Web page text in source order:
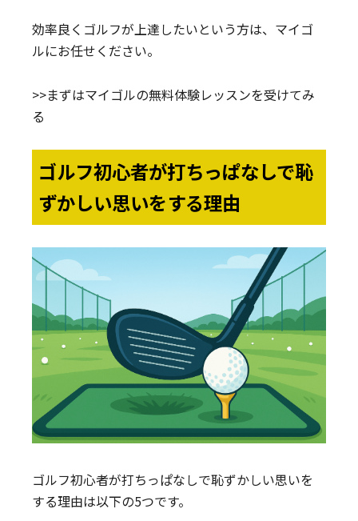
効率良くゴルフが上達したいという方は、マイゴ
ルにお任せください。
>>まずはマイゴルの無料体験レッスンを受けてみ
る
ゴルフ初心者が打ちっぱなしで恥
ずかしい思いをする理由
ゴルフ初心者が打ちっぱなしで恥ずかしい思いを
する理由は以下の5つです。